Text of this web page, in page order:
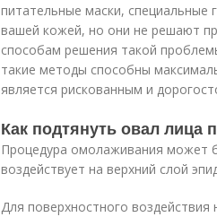
питательные маски, специальные
вашей кожей, но они не решают
способам решения такой
такие методы способны
является рискованным и
Как подтянуть овал
Процедура омолаживания может
воздействует на верхний слой
Для поверхностного